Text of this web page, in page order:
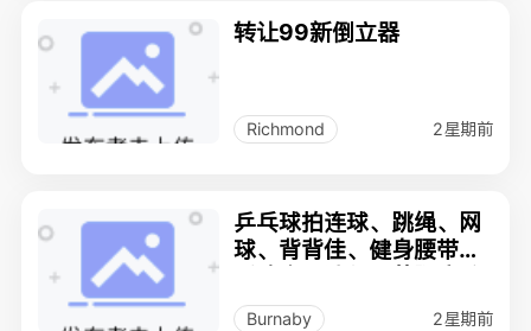
转让99新倒立器
Richmond 2星期前
乒乓球拍连球、跳绳、网
球、背背佳、健身腰带、
训练器
Burnaby 2星期前